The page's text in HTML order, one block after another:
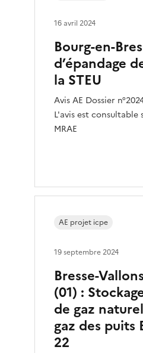
Bourg-en-
d’épandage
la STEU
Avis AE Dossier
L'avis est consultable
MRAE
16 avril 2024
Bresse-
(01) :
de gaz
gaz des puits
22
AE projet icpe
19 septembre 2024